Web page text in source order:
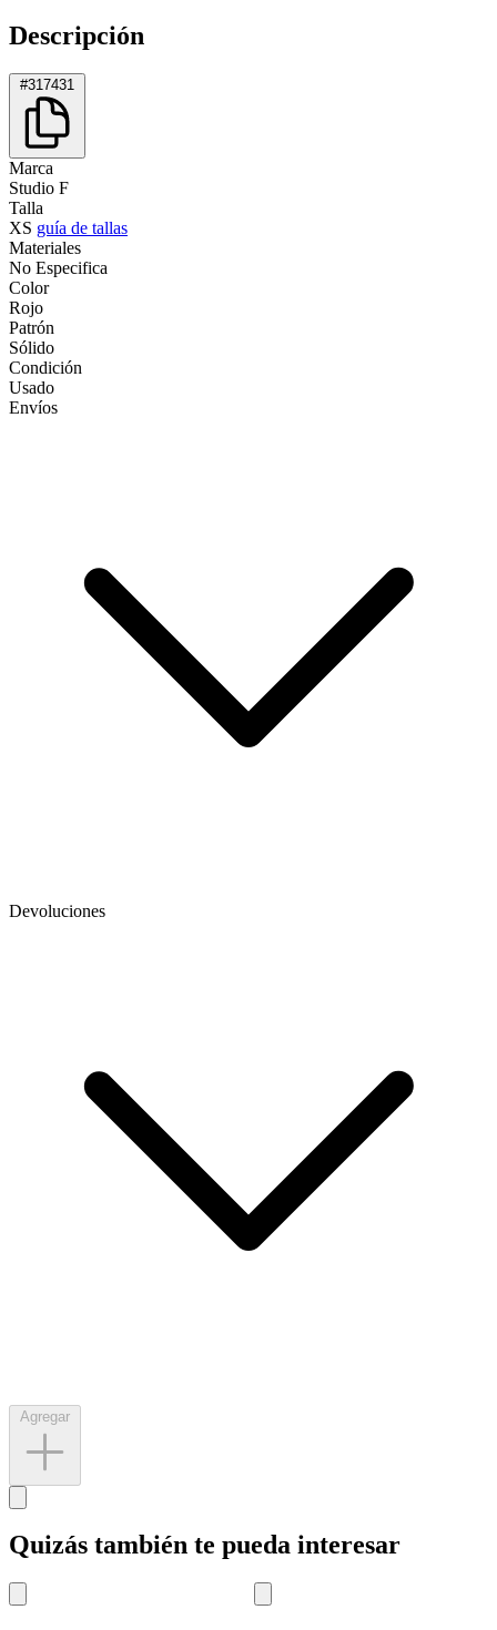
Descripción
#317431
Marca
Studio F
Talla
XS guía de tallas
Materiales
No Especifica
Color
Rojo
Patrón
Sólido
Condición
Usado
Envíos
Devoluciones
Quizás también te pueda interesar